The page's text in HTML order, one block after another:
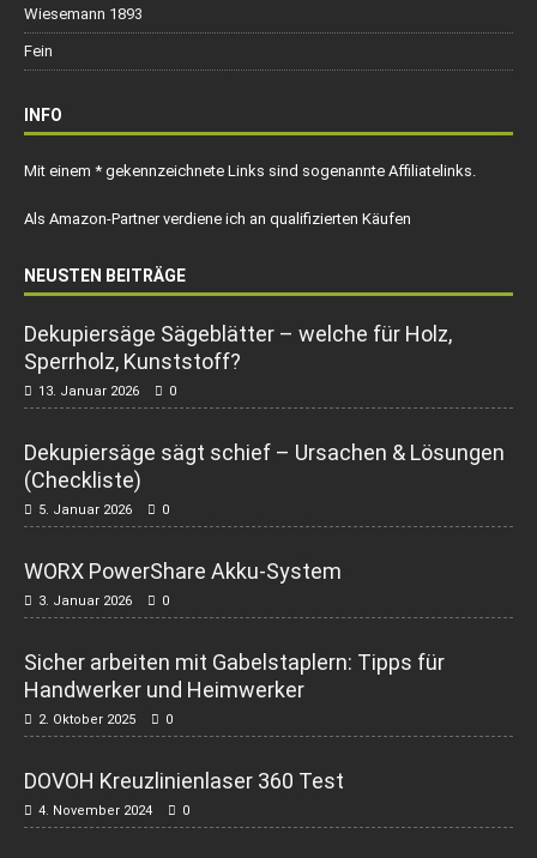
Wiesemann 1893
Fein
INFO
Mit einem * gekennzeichnete Links sind sogenannte Affiliatelinks.
Als Amazon-Partner verdiene ich an qualifizierten Käufen
NEUSTEN BEITRÄGE
Dekupiersäge Sägeblätter – welche für Holz,
Sperrholz, Kunststoff?
13. Januar 2026 0
Dekupiersäge sägt schief – Ursachen & Lösungen
(Checkliste)
5. Januar 2026 0
WORX PowerShare Akku-System
3. Januar 2026 0
Sicher arbeiten mit Gabelstaplern: Tipps für
Handwerker und Heimwerker
2. Oktober 2025 0
DOVOH Kreuzlinienlaser 360 Test
4. November 2024 0